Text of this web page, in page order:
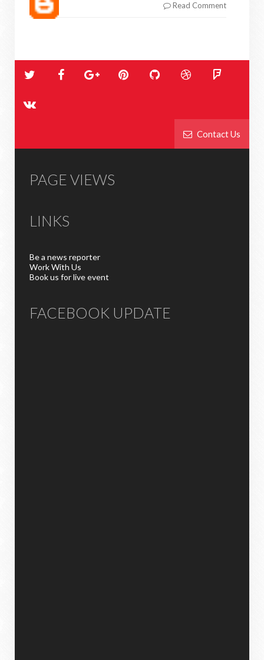
Read Comment
Contact Us
PAGE VIEWS
LINKS
Be a news reporter
Work With Us
Book us for live event
FACEBOOK UPDATE